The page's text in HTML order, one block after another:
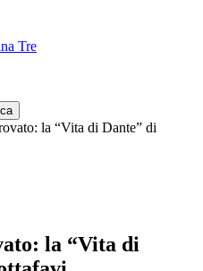
Tre
la “Vita di Dante” di
la “Vita di